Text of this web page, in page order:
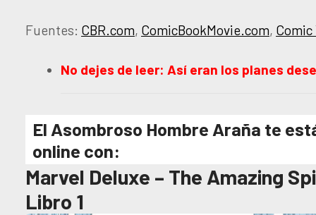
Fuentes: CBR.com, ComicBookMovie.com, Comic
No dejes de leer: Así eran los planes
El Asombroso Hombre Araña te
online con:
Marvel Deluxe – The Amazing
Libro 1